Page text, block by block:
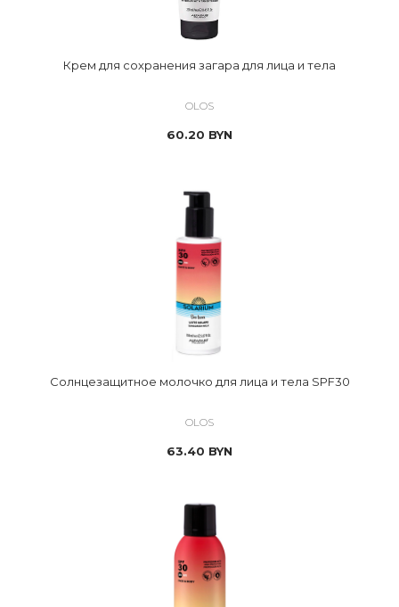
Крем для сохранения загара для лица и тела
OLOS
60.20 BYN
Солнцезащитное молочко для лица и тела SPF30
OLOS
63.40 BYN